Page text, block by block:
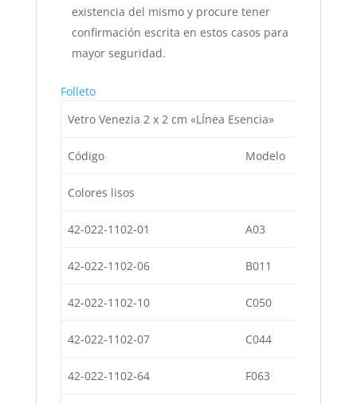
existencia del mismo y procure tener
confirmación escrita en estos casos para
mayor seguridad.
Folleto
Vetro Venezia 2 x 2 cm «LÍnea Esencia»
Código Modelo
Colores lisos
42-022-1102-01 A03
42-022-1102-06 B011
42-022-1102-10 C050
42-022-1102-07 C044
42-022-1102-64 F063